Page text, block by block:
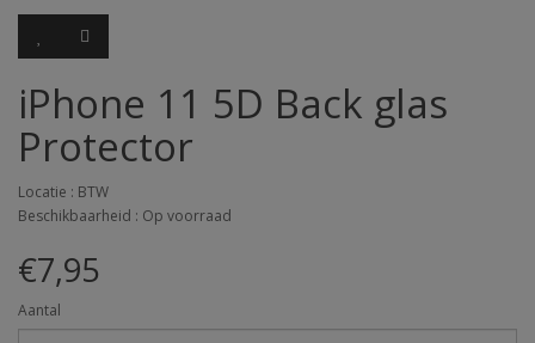
iPhone 11 5D Back glas
Protector
Locatie : BTW
Beschikbaarheid : Op voorraad
€7,95
Aantal